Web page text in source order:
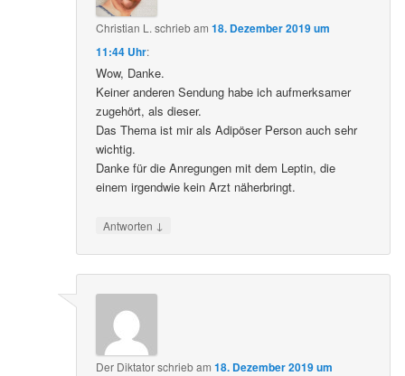
Christian L.schriebam18. Dezember 2019 um
11:44 Uhr:
Wow, Danke.
Keiner anderen Sendung habe ich aufmerksamer
zugehört, als dieser.
Das Thema ist mir als Adipöser Person auch sehr
wichtig.
Danke für die Anregungen mit dem Leptin, die
einem irgendwie kein Arzt näherbringt.
Antworten ↓
Der Diktatorschriebam18. Dezember 2019 um